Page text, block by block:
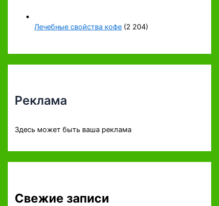
Лечебные свойства кофе (2 204)
Реклама
Здесь может быть ваша реклама
Свежие записи